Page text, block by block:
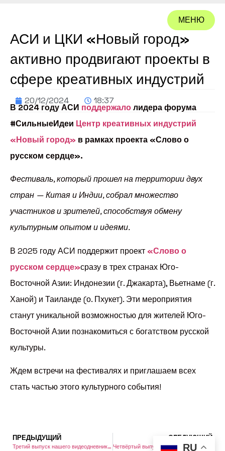
МЕНЮ
ЗАКРЫТЬ
АСИ и ЦКИ «Новый город»
активно продвигают проекты в
сфере креативных индустрий
20/12/2024 18:37
В 2024 году АСИ поддержалолидера форума
#СильныеИдеи Центр креативных индустрий
«Новый город» в рамках проекта «Слово о
русском сердце».
Фестиваль, который прошел на территории двух
стран — Китая и Индии, собрал множество
участников и зрителей, способствуя обмену
культурным опытом и идеями.
В 2025 году АСИ поддержит проект «Слово о
русском сердце»сразу в трех странах Юго-
Восточной Азии: Индонезии (г. Джакарта), Вьетнаме (г.
Ханой) и Таиланде (о. Пхукет). Эти мероприятия
станут уникальной возможностью для жителей Юго-
Восточной Азии познакомиться с богатством русской
культуры.
Ждем встречи на фестивалях и приглашаем всех
стать частью этого культурного события!
ПРЕДЫДУЩИЙ
Третий выпуск нашего видеодневника о проекте «Народная история «Непокоренный Курск»
СЛЕДУЮЩИЙ
RU